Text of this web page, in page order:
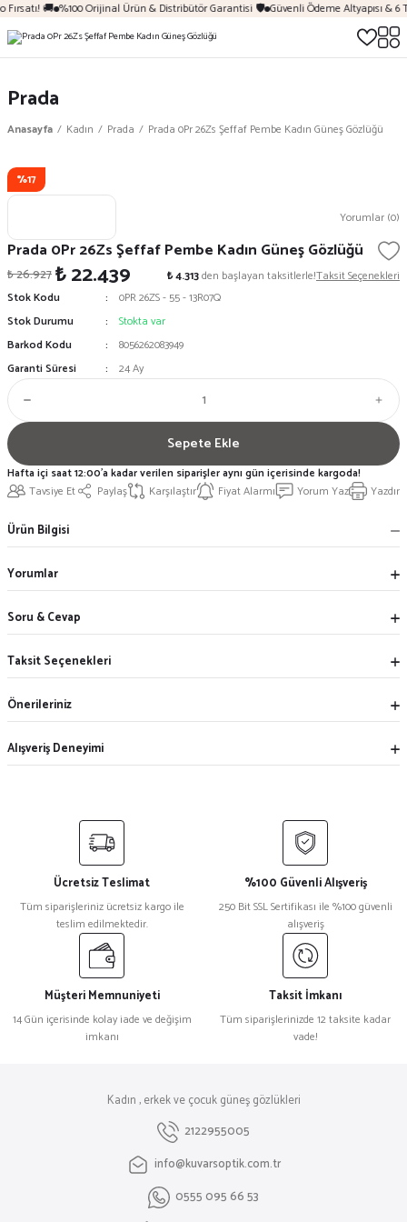
🚚 %100 Orijinal Ürün & Distribütör Garantisi 🛡️ Güvenli Ödeme Altyapısı & 6
Prada
Anasayfa Kadın Prada Prada 0Pr 26Zs Şeffaf Pembe Kadın Güneş Gözlüğü
%17
Yorumlar (0)
Prada 0Pr 26Zs Şeffaf Pembe Kadın Güneş Gözlüğü
₺ 26.927₺ 22.439 ₺ 4.313den başlayan taksitlerle!Taksit Seçenekleri
Stok Kodu
0PR 26ZS - 55 - 13R07Q
Stok Durumu
Stokta var
Barkod Kodu
8056262083949
Garanti Süresi
24 Ay
Sepete Ekle
Tavsiye Et Paylaş Karşılaştır Fiyat Alarmı Yorum Yaz Yazdır
Hafta içi saat 12:00'a kadar verilen siparişler aynı gün içerisinde kargoda!
Ürün Bilgisi
Yorumlar
Soru & Cevap
Taksit Seçenekleri
Önerileriniz
Alışveriş Deneyimi
Ücretsiz Teslimat
Tüm siparişleriniz ücretsiz kargo ile
teslim edilmektedir.
%100 Güvenli Alışveriş
250 Bit SSL Sertifikası ile %100 güvenli
alışveriş
Müşteri Memnuniyeti
14 Gün içerisinde kolay iade ve değişim
imkanı
Taksit İmkanı
Tüm siparişlerinizde 12 taksite kadar
vade!
Kadın , erkek ve çocuk güneş gözlükleri
2122955005
info@kuvarsoptik.com.tr
0555 095 66 53